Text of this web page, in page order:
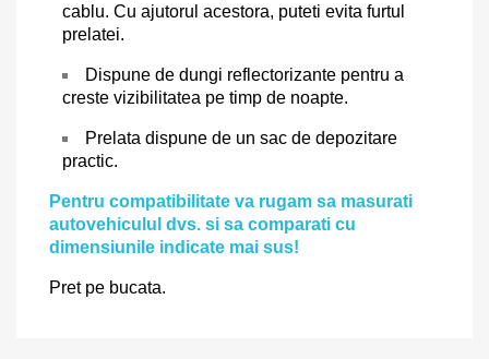
cablu. Cu ajutorul acestora, puteti evita furtul
prelatei.
Dispune de dungi reflectorizante pentru a
creste vizibilitatea pe timp de noapte.
Prelata dispune de un sac de depozitare
practic.
Pentru compatibilitate va rugam sa masurati
autovehiculul dvs. si sa comparati cu
dimensiunile indicate mai sus!
Pret pe bucata.